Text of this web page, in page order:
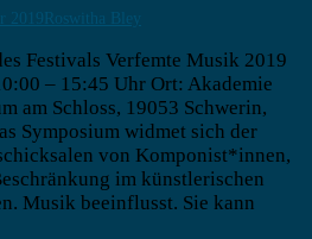
2019Roswitha Bley
Festivals Verfemte Musik 2019
– 15:45 Uhr Ort: Akademie
am Schloss, 19053 Schwerin,
Symposium widmet sich der
von Komponist*innen,
im künstlerischen
Musik beeinflusst. Sie kann